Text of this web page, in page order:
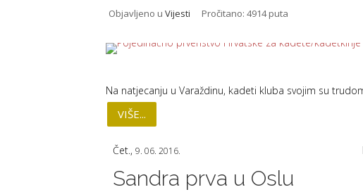
Objavljeno u Vijesti Pročitano: 4914 puta
Na natjecanju u Varaždinu, kadeti kluba svojim su
VIŠE...
Čet., 9. 06. 2016.
Sandra prva u Oslu